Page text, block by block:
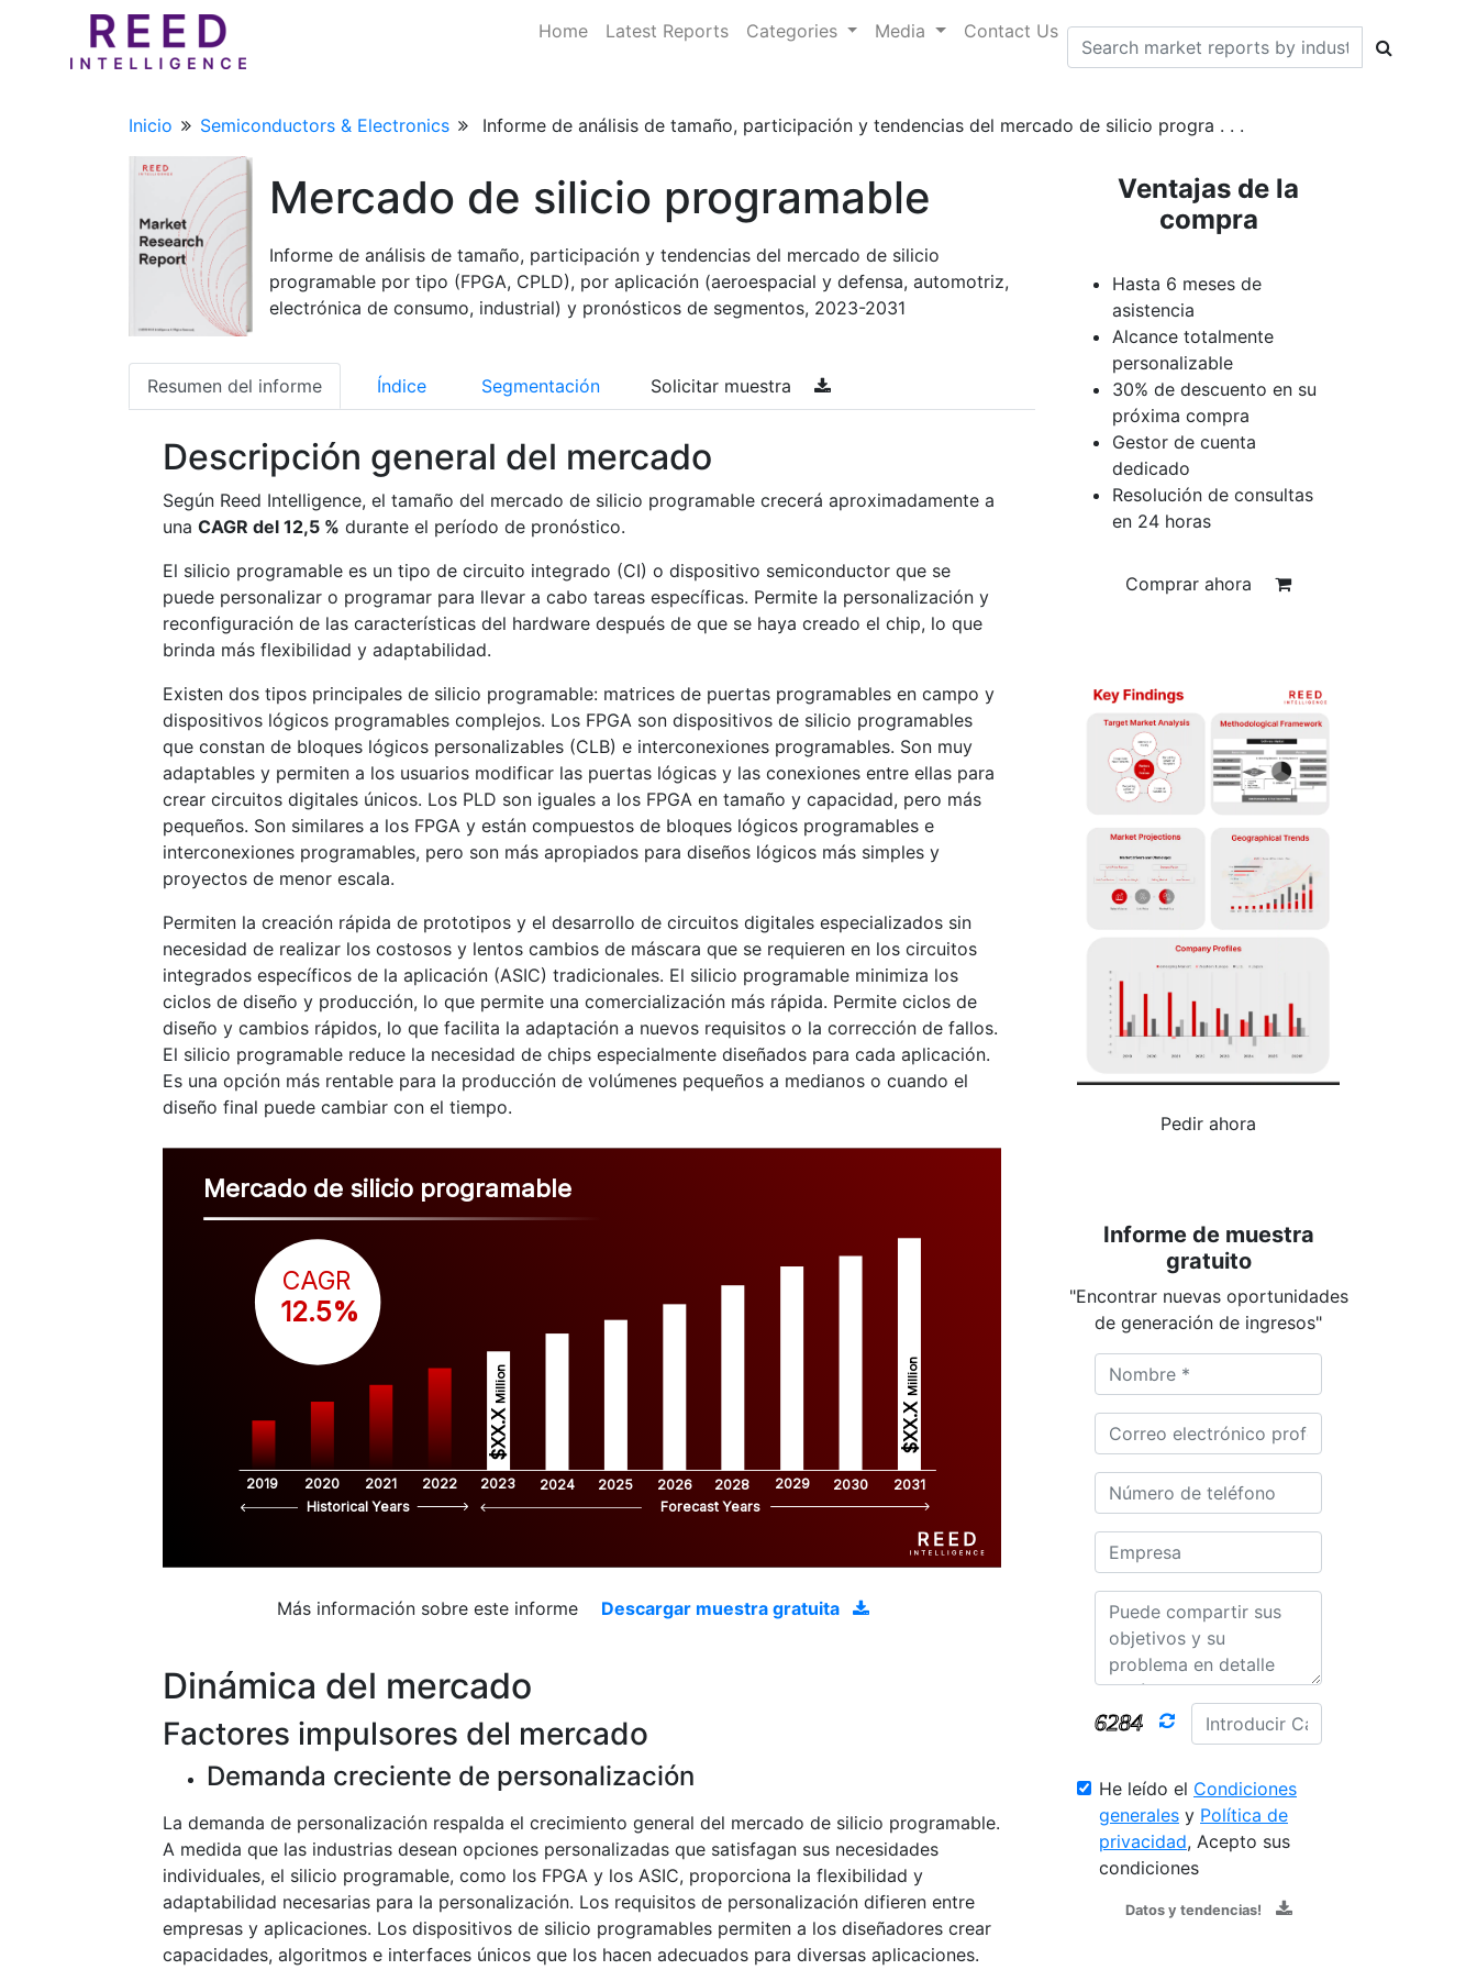
Home Latest Reports Categories Media Contact Us
Inicio Semiconductors & Electronics Informe de análisis de tamaño, participación y tendencias del mercado de silicio progra . . .
Mercado de silicio programable
Informe de análisis de tamaño, participación y tendencias del mercado de silicio
programable por tipo (FPGA, CPLD), por aplicación (aeroespacial y defensa, automotriz,
electrónica de consumo, industrial) y pronósticos de segmentos, 2023-2031
Resumen del informe Índice Segmentación Solicitar muestra
Descripción general del mercado
Según Reed Intelligence, el tamaño del mercado de silicio programable crecerá aproximadamente a
una CAGR del 12,5 % durante el período de pronóstico.
El silicio programable es un tipo de circuito integrado (CI) o dispositivo semiconductor que se
puede personalizar o programar para llevar a cabo tareas específicas. Permite la personalización y
reconfiguración de las características del hardware después de que se haya creado el chip, lo que
brinda más flexibilidad y adaptabilidad.
Existen dos tipos principales de silicio programable: matrices de puertas programables en campo y
dispositivos lógicos programables complejos. Los FPGA son dispositivos de silicio programables
que constan de bloques lógicos personalizables (CLB) e interconexiones programables. Son muy
adaptables y permiten a los usuarios modificar las puertas lógicas y las conexiones entre ellas para
crear circuitos digitales únicos. Los PLD son iguales a los FPGA en tamaño y capacidad, pero más
pequeños. Son similares a los FPGA y están compuestos de bloques lógicos programables e
interconexiones programables, pero son más apropiados para diseños lógicos más simples y
proyectos de menor escala.
Permiten la creación rápida de prototipos y el desarrollo de circuitos digitales especializados sin
necesidad de realizar los costosos y lentos cambios de máscara que se requieren en los circuitos
integrados específicos de la aplicación (ASIC) tradicionales. El silicio programable minimiza los
ciclos de diseño y producción, lo que permite una comercialización más rápida. Permite ciclos de
diseño y cambios rápidos, lo que facilita la adaptación a nuevos requisitos o la corrección de fallos.
El silicio programable reduce la necesidad de chips especialmente diseñados para cada aplicación.
Es una opción más rentable para la producción de volúmenes pequeños a medianos o cuando el
diseño final puede cambiar con el tiempo.
Mercado de silicio programable
2019 2020 2021 2022 2023 2024 2025 2026 2028 2029 2030 2031
$XX.X
Million
$XX.X
Million
CAGR
12.5%
Historical Years Forecast Years
Más información sobre este informe Descargar muestra gratuita
Dinámica del mercado
Factores impulsores del mercado
Demanda creciente de personalización
La demanda de personalización respalda el crecimiento general del mercado de silicio programable.
A medida que las industrias desean opciones personalizadas que satisfagan sus necesidades
individuales, el silicio programable, como los FPGA y los ASIC, proporciona la flexibilidad y
adaptabilidad necesarias para la personalización. Los requisitos de personalización difieren entre
empresas y aplicaciones. Los dispositivos de silicio programables permiten a los diseñadores crear
capacidades, algoritmos e interfaces únicos que los hacen adecuados para diversas aplicaciones.
Ventajas de la
compra
Hasta 6 meses de
asistencia
Alcance totalmente
personalizable
30% de descuento en su
próxima compra
Gestor de cuenta
dedicado
Resolución de consultas
en 24 horas
Comprar ahora
Pedir ahora
Informe de muestra
gratuito
"Encontrar nuevas oportunidades
de generación de ingresos"
He leído el Condiciones
generales y Política de
privacidad, Acepto sus
condiciones
Datos y tendencias!